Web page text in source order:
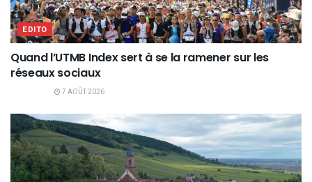
EDITO
Quand l’UTMB Index sert à se la ramener sur les
réseaux sociaux
7 AOÛT 2026